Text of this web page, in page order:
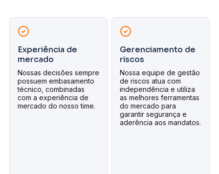
Experiência de
mercado
Nossas decisões sempre
possuem embasamento
técnico, combinadas
com a experiência de
mercado do nosso time.
Gerenciamento de
riscos
Nossa equipe de gestão
de riscos atua com
independência e utiliza
as melhores ferramentas
do mercado para
garantir segurança e
aderência aos mandatos.